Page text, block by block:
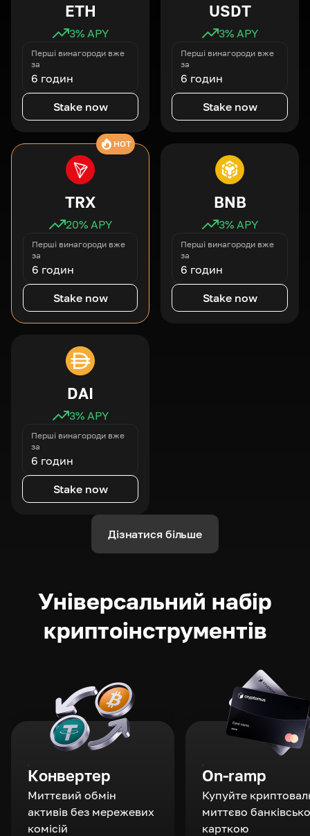
ETH
3% APY
Перші винагороди вже
за
6 годин
Stake now
USDT
3% APY
Перші винагороди вже
за
6 годин
Stake now
HOT
TRX
20% APY
Перші винагороди вже
за
6 годин
Stake now
BNB
3% APY
Перші винагороди вже
за
6 годин
Stake now
DAI
3% APY
Перші винагороди вже
за
6 годин
Stake now
Дізнатися більше
Універсальний набір
криптоінструментів
Конвертер
Миттєвий обмін
активів без мережевих
комісій
On-ramp
Купуйте
миттєво
карткою